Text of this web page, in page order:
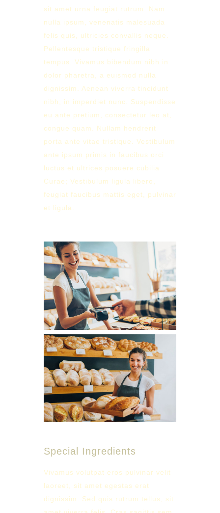
sit amet urna feugiat rutrum. Nam
nulla ipsum, venenatis malesuada
felis quis, ultricies convallis neque.
Pellentesque tristique fringilla
tempus. Vivamus bibendum nibh in
dolor pharetra, a euismod nulla
dignissim. Aenean viverra tincidunt
nibh, in imperdiet nunc. Suspendisse
eu ante pretium, consectetur leo at,
congue quam. Nullam hendrerit
porta ante vitae tristique. Vestibulum
ante ipsum primis in faucibus orci
luctus et ultrices posuere cubilia
Curae; Vestibulum ligula libero,
feugiat faucibus mattis eget, pulvinar
et ligula.
Special Ingredients
Vivamus volutpat eros pulvinar velit
laoreet, sit amet egestas erat
dignissim. Sed quis rutrum tellus, sit